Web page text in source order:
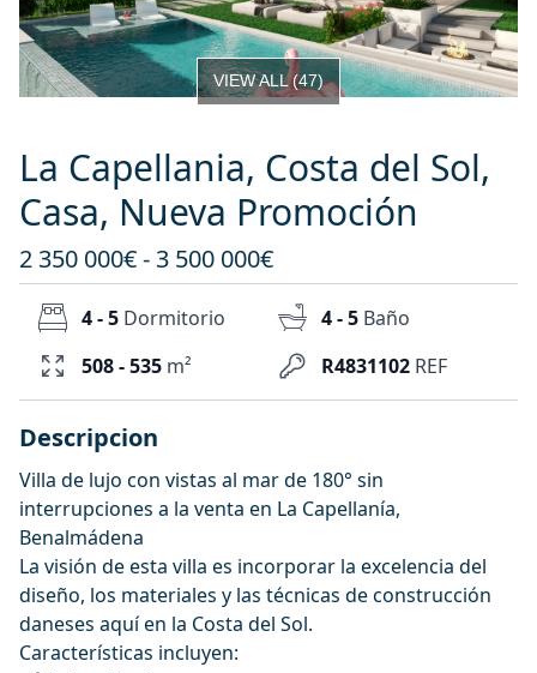
VIEW ALL(47)
La Capellania, Costa del Sol,
Casa, Nueva Promoción
2 350 000€ - 3 500 000€
R4831102 REF
4 - 5 Dormitorio 4 - 5 Baño
508 - 535 m²
Descripcion
Villa de lujo con vistas al mar de 180° sin
interrupciones a la venta en La Capellanía,
Benalmádena
La visión de esta villa es incorporar la excelencia del
diseño, los materiales y las técnicas de construcción
daneses aquí en la Costa del Sol.
Características incluyen: